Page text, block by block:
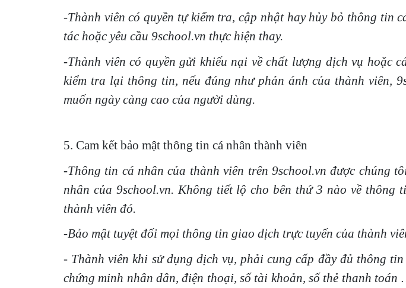
-Thành viên có quyền tự kiểm tra, cập nhật hay hủy bỏ thông tin
tác hoặc yêu cầu 9school.vn thực hiện thay.
-Thành viên có quyền gửi khiếu nại về chất lượng dịch vụ hoặc
kiểm tra lại thông tin, nếu đúng như phản ánh của thành viên,
muốn ngày càng cao của người dùng.
5. Cam kết bảo mật thông tin cá nhân thành viên
-Thông tin cá nhân của thành viên trên 9school.vn được chúng
nhân của 9school.vn. Không tiết lộ cho bên thứ 3 nào về
thành viên đó.
-Bảo mật tuyệt đối mọi thông tin giao dịch trực tuyến của thành
- Thành viên khi sử dụng dịch vụ, phải cung cấp đầy đủ thông
chứng minh nhân dân, điện thoại, số tài khoản, số thẻ thanh